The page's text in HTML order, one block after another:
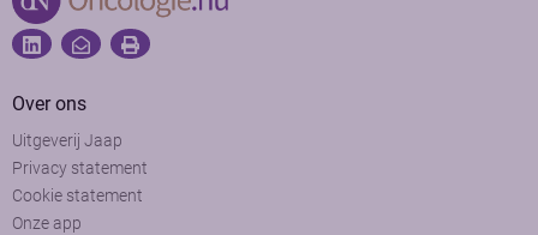
Over ons
Uitgeverij Jaap
Privacy statement
Cookie statement
Onze app